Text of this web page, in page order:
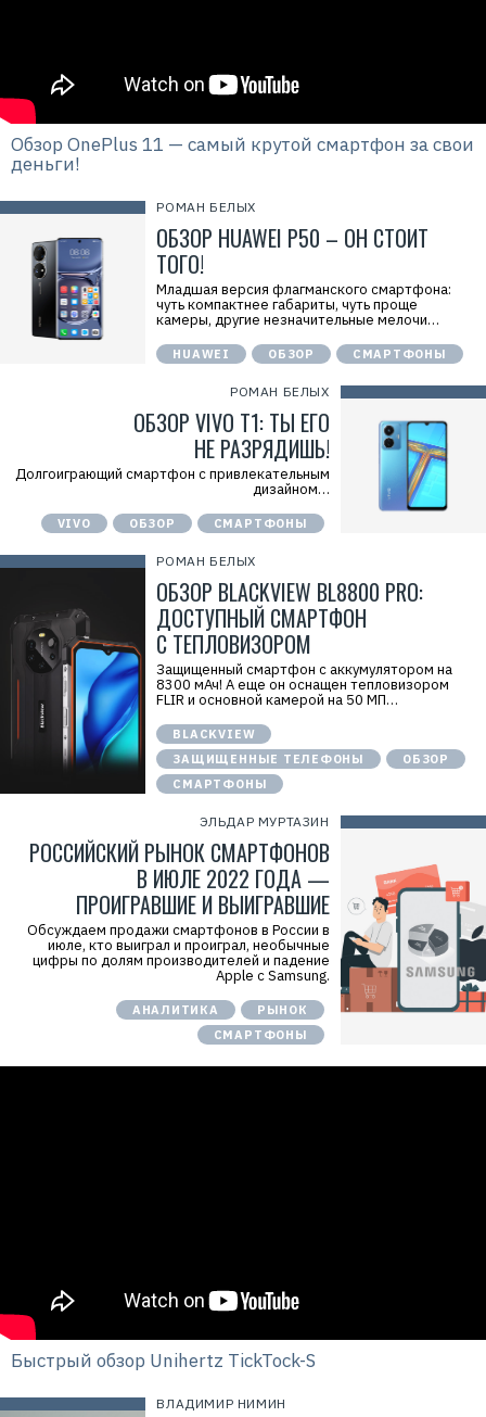
РОМАН БЕЛЫХ
ОБЗОР HUAWEI P50 – ОН СТОИТ
ТОГО!
Младшая версия флагманского смартфона:
чуть компактнее габариты, чуть проще
камеры, другие незначительные мелочи…
HUAWEI ОБЗОР СМАРТФОНЫ
РОМАН БЕЛЫХ
ОБЗОР VIVO T1: ТЫ ЕГО
НЕ РАЗРЯДИШЬ!
Долгоиграющий смартфон с привлекательным
дизайном…
VIVO ОБЗОР СМАРТФОНЫ
РОМАН БЕЛЫХ
ОБЗОР BLACKVIEW BL8800 PRO:
ДОСТУПНЫЙ СМАРТФОН
С ТЕПЛОВИЗОРОМ
Защищенный смартфон с аккумулятором на
8300 мАч! А еще он оснащен тепловизором
FLIR и основной камерой на 50 МП…
BLACKVIEW
ЗАЩИЩЕННЫЕ ТЕЛЕФОНЫ
ОБЗОР
СМАРТФОНЫ
ЭЛЬДАР МУРТАЗИН
РОССИЙСКИЙ РЫНОК СМАРТФОНОВ
В ИЮЛЕ 2022 ГОДА —
ПРОИГРАВШИЕ И ВЫИГРАВШИЕ
Обсуждаем продажи смартфонов в России в
июле, кто выиграл и проиграл, необычные
цифры по долям производителей и падение
Apple с Samsung.
АНАЛИТИКА
РЫНОК
СМАРТФОНЫ
ВЛАДИМИР НИМИН
Обзор OnePlus 11 — самый крутой смартфон за свои
деньги!
Быстрый обзор Unihertz TickTock-S